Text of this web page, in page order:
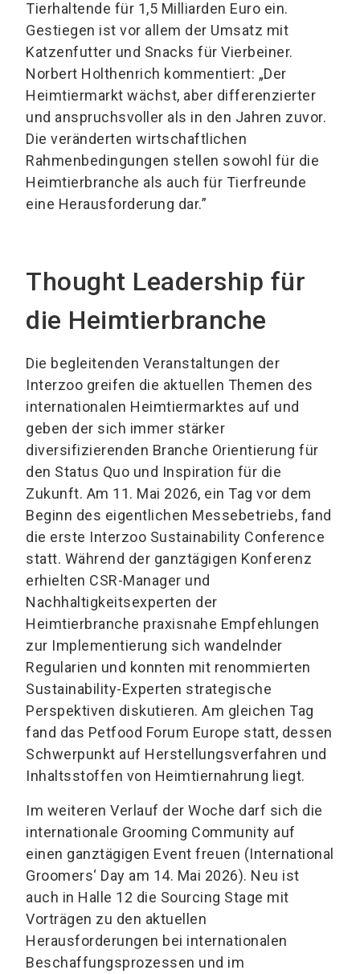
Tierhaltende für 1,5 Milliarden Euro ein.
Gestiegen ist vor allem der Umsatz mit
Katzenfutter und Snacks für Vierbeiner.
Norbert Holthenrich kommentiert: „Der
Heimtiermarkt wächst, aber differenzierter
und anspruchsvoller als in den Jahren zuvor.
Die veränderten wirtschaftlichen
Rahmenbedingungen stellen sowohl für die
Heimtierbranche als auch für Tierfreunde
eine Herausforderung dar.”
Thought Leadership für
die Heimtierbranche
Die begleitenden Veranstaltungen der
Interzoo greifen die aktuellen Themen des
internationalen Heimtiermarktes auf und
geben der sich immer stärker
diversifizierenden Branche Orientierung für
den Status Quo und Inspiration für die
Zukunft. Am 11. Mai 2026, ein Tag vor dem
Beginn des eigentlichen Messebetriebs, fand
die erste Interzoo Sustainability Conference
statt. Während der ganztägigen Konferenz
erhielten CSR-Manager und
Nachhaltigkeitsexperten der
Heimtierbranche praxisnahe Empfehlungen
zur Implementierung sich wandelnder
Regularien und konnten mit renommierten
Sustainability-Experten strategische
Perspektiven diskutieren. Am gleichen Tag
fand das Petfood Forum Europe statt, dessen
Schwerpunkt auf Herstellungsverfahren und
Inhaltsstoffen von Heimtiernahrung liegt.
Im weiteren Verlauf der Woche darf sich die
internationale Grooming Community auf
einen ganztägigen Event freuen (International
Groomers‘ Day am 14. Mai 2026). Neu ist
auch in Halle 12 die Sourcing Stage mit
Vorträgen zu den aktuellen
Herausforderungen bei internationalen
Beschaffungsprozessen und im